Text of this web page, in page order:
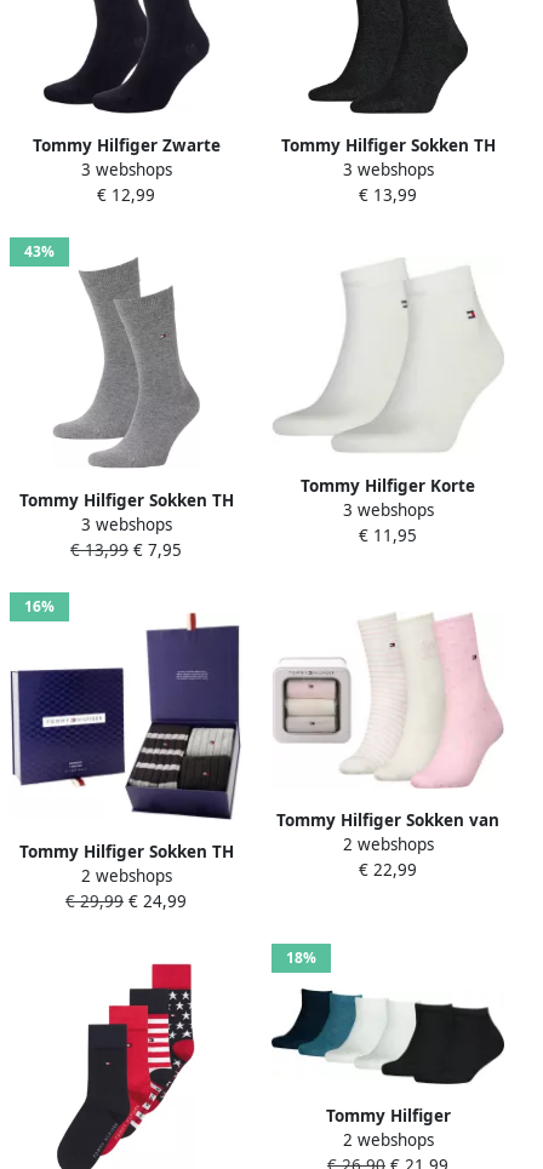
Tommy Hilfiger Zwarte
herenschoenen voor lente
zomer Zwart Heren
3 webshops
€ 12,99
Tommy Hilfiger Sokken TH
MEN SOCK CLASSIC 2P (2
paar)
3 webshops
€ 13,99
43%
Tommy Hilfiger Sokken TH
MEN SOCK CLASSIC 2P (2
paar)
3 webshops
€ 13,99 € 7,95
Tommy Hilfiger Korte
sokken TH MEN QUARTER
2P zachte elastische
3 webshops
€ 11,95
16%
Tommy Hilfiger Sokken TH
MEN SOCK 3P GIFTBOX
BOOTSOCK (3 paar)
2 webshops
€ 29,99 € 24,99
Tommy Hilfiger Sokken van
katoenmix in een set van 3
paar
2 webshops
€ 22,99
18%
Tommy Hilfiger
Sneakersokken TH
2 webshops